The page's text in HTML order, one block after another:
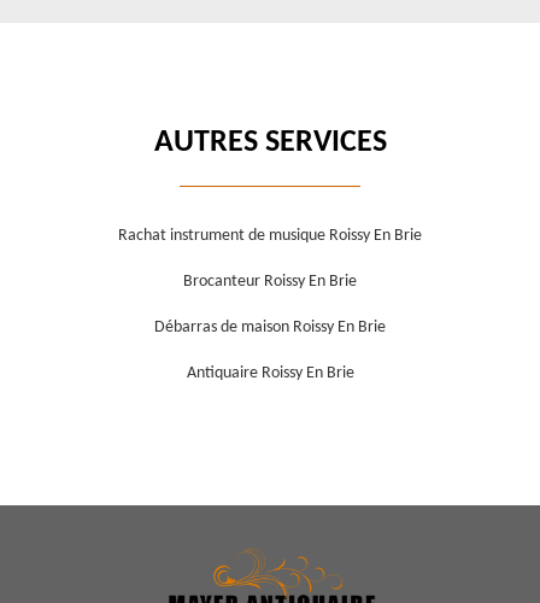
AUTRES SERVICES
Rachat instrument de musique Roissy En Brie
Brocanteur Roissy En Brie
Débarras de maison Roissy En Brie
Antiquaire Roissy En Brie